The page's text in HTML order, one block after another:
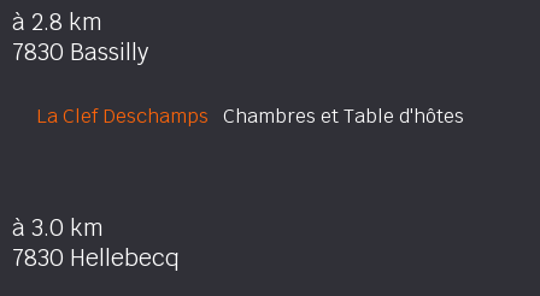
à 2.8 km
7830 Bassilly
La Clef Deschamps Chambres et Table d'hôtes
à 3.0 km
7830 Hellebecq